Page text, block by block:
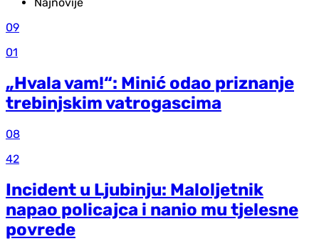
Najnovije
09
01
„Hvala vam!“: Minić odao priznanje
trebinjskim vatrogascima
08
42
Incident u Ljubinju: Maloljetnik
napao policajca i nanio mu tjelesne
povrede